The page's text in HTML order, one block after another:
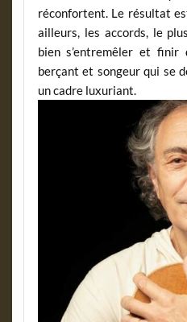
réconfortent. Le résultat
ailleurs, les accords, le
bien s’entremêler et finir
berçant et songeur qui se
un cadre luxuriant.